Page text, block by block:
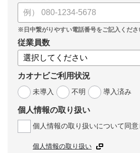
従業員数
カオナビご利用状況
未導入
不明 導入済み
個人情報の取り扱い
個人情報の取り扱いについて同意
個人情報の取り扱い